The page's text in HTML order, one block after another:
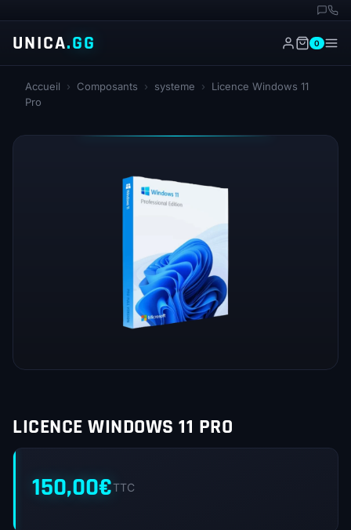
UNICA.GG 0
Accueil › Composants › systeme ›
Licence Windows 11
Pro
LICENCE WINDOWS 11 PRO
150,00€TTC